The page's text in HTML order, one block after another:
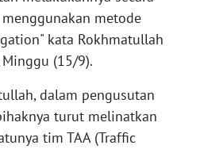
metode
kata Rokhmatullah
(15/9).
dalam pengusutan
turut melinatkan
tim TAA (Traffic